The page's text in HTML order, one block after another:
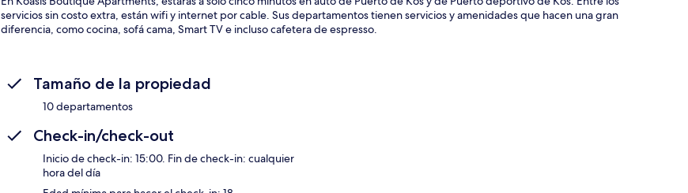
servicios sin costo extra, están wifi y internet por cable. Sus departamentos tienen servicios y amenidades que hacen una gran
diferencia, como cocina, sofá cama, Smart TV e incluso cafetera de espresso.
Tamaño de la propiedad
10 departamentos
Check-in/check-out
Inicio de check-in: 15:00. Fin de check-in: cualquier
hora del día